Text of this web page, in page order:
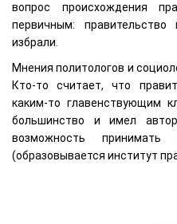
вопрос происхождения
первичным:
избрали.
Мнения политологов и
Кто-то считает, что
каким-то главенствующим
большинство и имел
возможность
(образовывается институт